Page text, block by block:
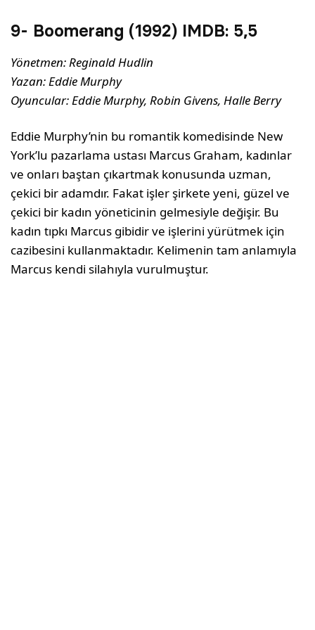
9- Boomerang (1992) IMDB: 5,5
Yönetmen: Reginald Hudlin
Yazan: Eddie Murphy
Oyuncular: Eddie Murphy, Robin Givens, Halle Berry
Eddie Murphy’nin bu romantik komedisinde New
York’lu pazarlama ustası Marcus Graham, kadınlar
ve onları baştan çıkartmak konusunda uzman,
çekici bir adamdır. Fakat işler şirkete yeni, güzel ve
çekici bir kadın yöneticinin gelmesiyle değişir. Bu
kadın tıpkı Marcus gibidir ve işlerini yürütmek için
cazibesini kullanmaktadır. Kelimenin tam anlamıyla
Marcus kendi silahıyla vurulmuştur.